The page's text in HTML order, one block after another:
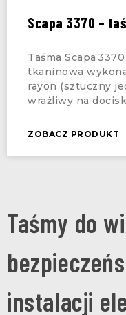
Scapa 3370 –
Taśma Scapa
tkaninowa
rayon (sztuczny
wrażliwy na
ZOBACZ PRODUKT
Taśmy do
instalacji